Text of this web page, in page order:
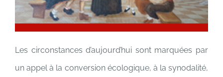
Les circonstances d’aujourd’hui sont marquées par
un appel à la conversion écologique, à la synodalité,